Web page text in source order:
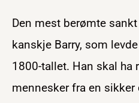
Den mest berømte
kanskje Barry, som
1800-tallet. Han skal ha
mennesker fra en sikker